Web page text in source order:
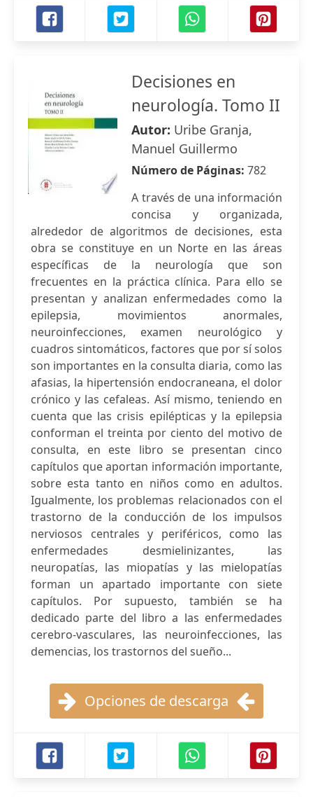
Decisiones en
neurología. Tomo II
Autor: Uribe Granja,
Manuel Guillermo
Número de Páginas: 782
A través de una información
concisa y organizada,
alrededor de algoritmos de decisiones, esta
obra se constituye en un Norte en las áreas
específicas de la neurología que son
frecuentes en la práctica clínica. Para ello se
presentan y analizan enfermedades como la
epilepsia, movimientos anormales,
neuroinfecciones, examen neurológico y
cuadros sintomáticos, factores que por sí solos
son importantes en la consulta diaria, como las
afasias, la hipertensión endocraneana, el dolor
crónico y las cefaleas. Así mismo, teniendo en
cuenta que las crisis epilépticas y la epilepsia
conforman el treinta por ciento del motivo de
consulta, en este libro se presentan cinco
capítulos que aportan información importante,
sobre esta tanto en niños como en adultos.
Igualmente, los problemas relacionados con el
trastorno de la conducción de los impulsos
nerviosos centrales y periféricos, como las
enfermedades desmielinizantes, las
neuropatías, las miopatías y las mielopatías
forman un apartado importante con siete
capítulos. Por supuesto, también se ha
dedicado parte del libro a las enfermedades
cerebro-vasculares, las neuroinfecciones, las
demencias, los trastornos del sueño...
Opciones de descarga